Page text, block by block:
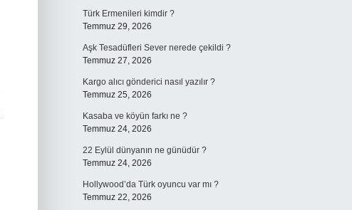
Türk Ermenileri kimdir ?
Temmuz 29, 2026
Aşk Tesadüfleri Sever nerede çekildi ?
Temmuz 27, 2026
Kargo alıcı gönderici nasıl yazılır ?
Temmuz 25, 2026
Kasaba ve köyün farkı ne ?
Temmuz 24, 2026
22 Eylül dünyanın ne günüdür ?
Temmuz 24, 2026
Hollywood’da Türk oyuncu var mı ?
Temmuz 22, 2026